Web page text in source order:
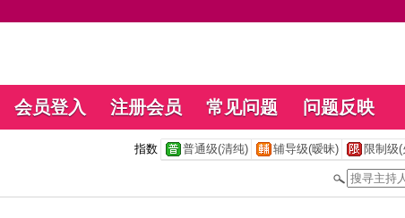
会员登入 注册会员 常见问题 问题反映
指数 普通级(清纯) 辅导级(暧昧) 限制级(